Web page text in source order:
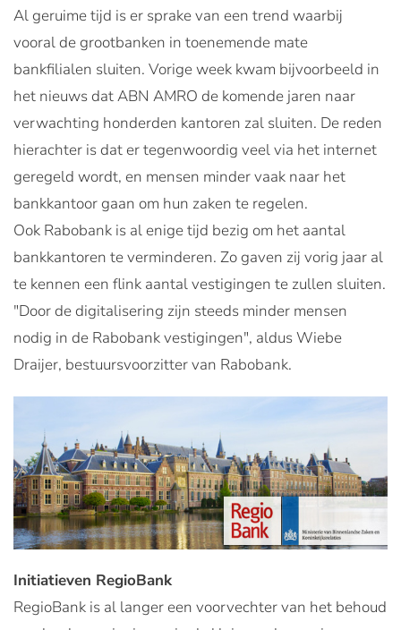
Al geruime tijd is er sprake van een trend waarbij
vooral de grootbanken in toenemende mate
bankfilialen sluiten. Vorige week kwam bijvoorbeeld in
het nieuws dat ABN AMRO de komende jaren naar
verwachting honderden kantoren zal sluiten. De reden
hierachter is dat er tegenwoordig veel via het internet
geregeld wordt, en mensen minder vaak naar het
bankkantoor gaan om hun zaken te regelen.
Ook Rabobank is al enige tijd bezig om het aantal
bankkantoren te verminderen. Zo gaven zij vorig jaar al
te kennen een flink aantal vestigingen te zullen sluiten.
"Door de digitalisering zijn steeds minder mensen
nodig in de Rabobank vestigingen", aldus Wiebe
Draijer, bestuursvoorzitter van Rabobank.
Initiatieven RegioBank
RegioBank is al langer een voorvechter van het behoud